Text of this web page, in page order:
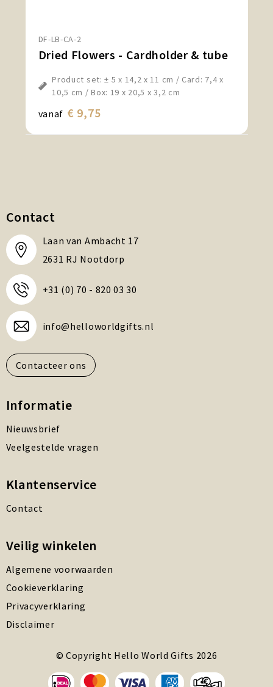
DF-LB-CA-2
Dried Flowers - Cardholder & tube
Product set: ± 5 x 14,2 x 11 cm / Card: 7,4 x
10,5 cm / Box: 19 x 20,5 x 3,2 cm
vanaf € 9,75
Contact
Laan van Ambacht 17
2631 RJ Nootdorp
+31 (0) 70 - 820 03 30
info@helloworldgifts.nl
Contacteer ons
Informatie
Nieuwsbrief
Veelgestelde vragen
Klantenservice
Contact
Veilig winkelen
Algemene voorwaarden
Cookieverklaring
Privacyverklaring
Disclaimer
© Copyright Hello World Gifts 2026